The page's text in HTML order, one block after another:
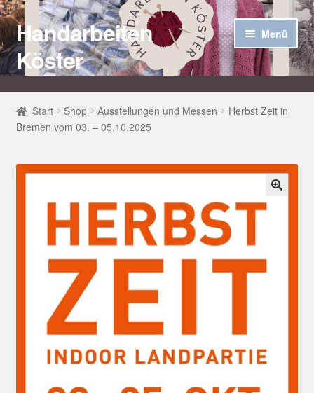
Zur
Navigation
springen
Zum
Inhalt
springen
Handarbeiten
Köster
Menü
Startseite
Über uns
Aktuelles
Häkel Techniken
Mein Konto
Start Shop Ausstellungen und Messen
Herbst Zeit in
Bremen vom 03. – 05.10.2025